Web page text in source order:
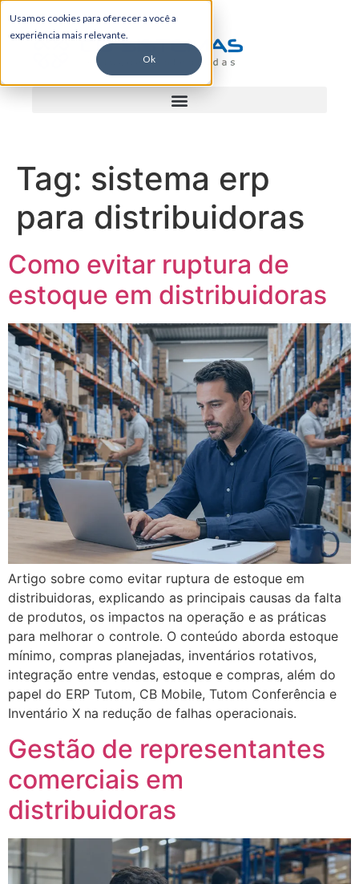
Usamos cookies para oferecer a você a
experiência mais relevante.
Ok
Tag: sistema erp
para distribuidoras
Como evitar ruptura de
estoque em distribuidoras
Artigo sobre como evitar ruptura de estoque em
distribuidoras, explicando as principais causas da falta
de produtos, os impactos na operação e as práticas
para melhorar o controle. O conteúdo aborda estoque
mínimo, compras planejadas, inventários rotativos,
integração entre vendas, estoque e compras, além do
papel do ERP Tutom, CB Mobile, Tutom Conferência e
Inventário X na redução de falhas operacionais.
Gestão de representantes
comerciais em
distribuidoras